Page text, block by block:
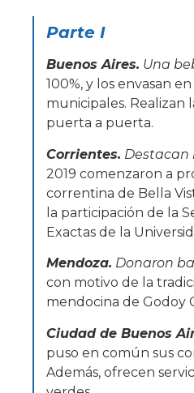
Parte I
Buenos Aires. Una
100%, y los envasan
municipales. Realizan
puerta a puerta.
Corrientes. Destacan
2019 comenzaron a
correntina de Bella
la participación de la
Exactas de la
Mendoza. Donaron
con motivo de la
mendocina de Godoy
Ciudad de Buenos
puso en común sus
Además, ofrecen